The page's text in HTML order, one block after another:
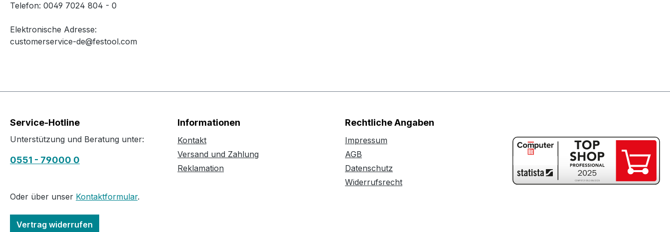
Telefon: 0049 7024 804 - 0
Elektronische Adresse:
customerservice-de@festool.com
Service-Hotline
Unterstützung und Beratung unter:
0551 - 79000 0
Oder über unser Kontaktformular.
Vertrag widerrufen
Informationen
Kontakt
Versand und Zahlung
Reklamation
Rechtliche Angaben
Impressum
AGB
Datenschutz
Widerrufsrecht